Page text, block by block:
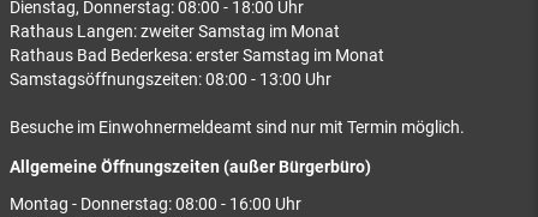
Dienstag, Donnerstag: 08:00 - 18:00 Uhr
Rathaus Langen: zweiter Samstag im Monat
Rathaus Bad Bederkesa: erster Samstag im Monat
Samstagsöffnungszeiten: 08:00 - 13:00 Uhr
Besuche im Einwohnermeldeamt sind nur mit Termin möglich.
Allgemeine Öffnungszeiten (außer Bürgerbüro)
Montag - Donnerstag: 08:00 - 16:00 Uhr